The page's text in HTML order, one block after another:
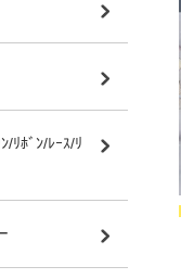
/ﾘﾎﾞﾝ/ﾚｰｽ/ﾘ